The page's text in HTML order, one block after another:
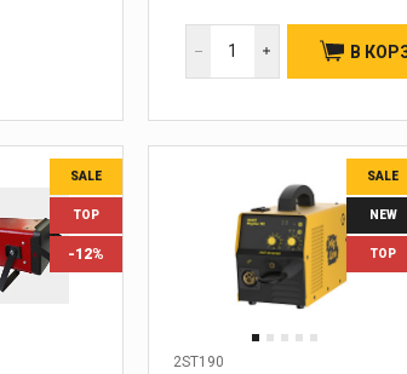
В
SALE
TOP
-12%
SALE
NEW
TOP
2ST190